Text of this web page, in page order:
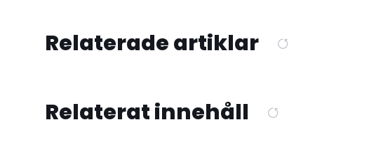
Relaterade artiklar
Relaterat innehåll